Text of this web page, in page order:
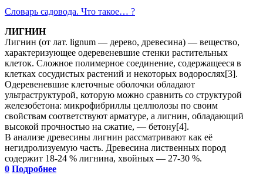
Словарь садовода. Что такое… ?
ЛИГНИН
Лигнин (от лат. lignum — дерево, древесина) — вещество,
характеризующее одеревеневшие стенки растительных
клеток. Сложное полимерное соединение, содержащееся в
клетках сосудистых растений и некоторых водорослях[3].
Одеревеневшие клеточные оболочки обладают
ультраструктурой, которую можно сравнить со структурой
железобетона: микрофибриллы целлюлозы по своим
свойствам соответствуют арматуре, а лигнин, обладающий
высокой прочностью на сжатие, — бетону[4].
В анализе древесины лигнин рассматривают как её
негидролизуемую часть. Древесина лиственных пород
содержит 18-24 % лигнина, хвойных — 27-30 %.
0 Подробнее